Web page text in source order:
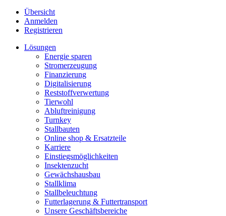
Übersicht
Anmelden
Registrieren
Lösungen
Energie sparen
Stromerzeugung
Finanzierung
Digitalisierung
Reststoffverwertung
Tierwohl
Abluftreinigung
Turnkey
Stallbauten
Online shop & Ersatzteile
Karriere
Einstiegsmöglichkeiten
Insektenzucht
Gewächshausbau
Stallklima
Stallbeleuchtung
Futterlagerung & Futtertransport
Unsere Geschäftsbereiche